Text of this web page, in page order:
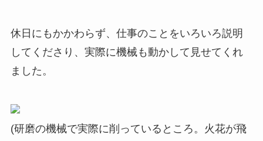
休日にもかかわらず、仕事のことをいろいろ説明
してくださり、実際に機械も動かして見せてくれ
ました。
(研磨の機械で実際に削っているところ。火花が飛